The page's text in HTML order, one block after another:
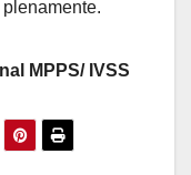
MPPS/ IVSS